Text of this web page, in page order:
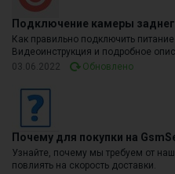
Подключение камеры
Как правильно подключить
Видеоинструкция и подробное
03.06.2022
Обновлено
Почему для покупки на
Узнайте, почему мы требуем от
повлиять на скорость доставки.